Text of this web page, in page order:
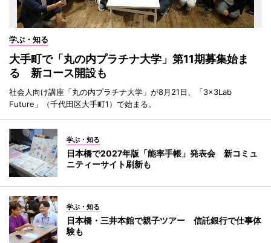
学ぶ・知る
大手町で「丸の内プラチナ大学」第11期募集始ま
る 新コース開設も
社会人向け講座「丸の内プラチナ大学」が8月21日、「3×3Lab
Future」（千代田区大手町1）で始まる。
学ぶ・知る
日本橋で2027年版「能率手帳」発表会 新コミュ
ニティーサイト刷新も
学ぶ・知る
日本橋・三井本館で親子ツアー 信託銀行で仕事体
験も